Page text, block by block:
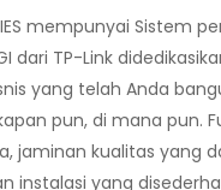
mempunyai Sistem
dari TP-Link
yang telah Anda
pun, di mana pun.
jaminan kualitas yang
instalasi yang